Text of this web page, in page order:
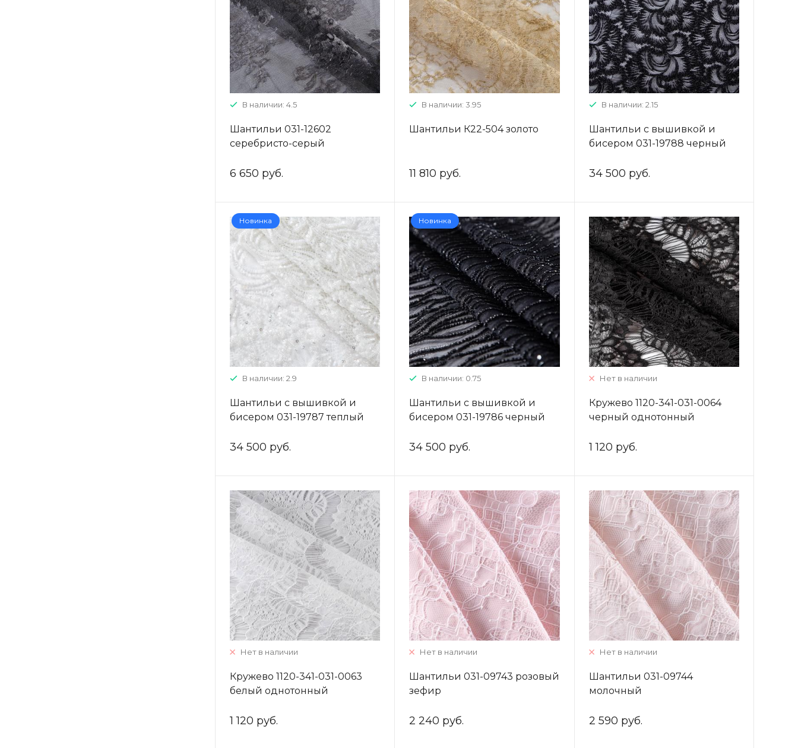
В наличии: 4.5
Шантильи 031-12602
серебристо-серый
6 650 руб.
В наличии: 3.95
Шантильи К22-504 золото
11 810 руб.
В наличии: 2.15
Шантильи с вышивкой и
бисером 031-19788 черный
34 500 руб.
Новинка
В наличии: 2.9
Шантильи с вышивкой и
бисером 031-19787 теплый
34 500 руб.
Новинка
В наличии: 0.75
Шантильи с вышивкой и
бисером 031-19786 черный
34 500 руб.
Нет в наличии
Кружево 1120-341-031-0064
черный однотонный
1 120 руб.
Нет в наличии
Кружево 1120-341-031-0063
белый однотонный
1 120 руб.
Нет в наличии
Шантильи 031-09743 розовый
зефир
2 240 руб.
Нет в наличии
Шантильи 031-09744
молочный
2 590 руб.